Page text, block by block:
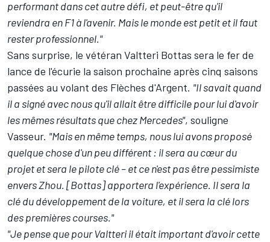
performant dans cet autre défi, et peut-être qu'il
reviendra en F1 à l'avenir. Mais le monde est petit et il faut
rester professionnel."
Sans surprise, le vétéran Valtteri Bottas sera le fer de
lance de l'écurie la saison prochaine après cinq saisons
passées au volant des Flèches d'Argent. "Il savait quand
il a signé avec nous qu'il allait être difficile pour lui d'avoir
les mêmes résultats que chezMercedes", souligne
Vasseur. "Mais en même temps, nous lui avons proposé
quelque chose d'un peu différent : il sera au cœur du
projet et sera le pilote clé – et ce n'est pas être pessimiste
envers Zhou. [Bottas] apportera l'expérience. Il sera la
clé du développement de la voiture, et il sera la clé lors
des premières courses."
"Je pense que pour Valtteri il était important d'avoir cette